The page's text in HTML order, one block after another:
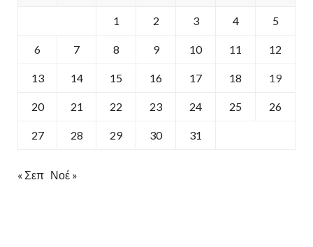
1 2 3 4 5
6 7 8 9 10 11 12
13 14 15 16 17 18 19
20 21 22 23 24 25 26
27 28 29 30 31
« Σεπ Νοέ »